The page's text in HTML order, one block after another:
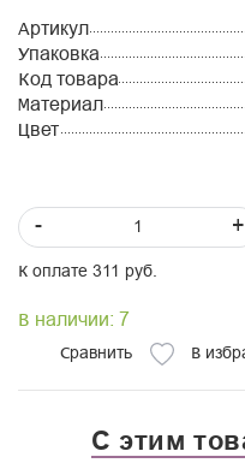
Артикул
Упаковка
Код товара
Материал
Цвет
- +
К оплате 311 руб.
В наличии: 7
Сравнить В
С этим